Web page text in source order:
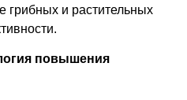
грибных и растительных
повышения